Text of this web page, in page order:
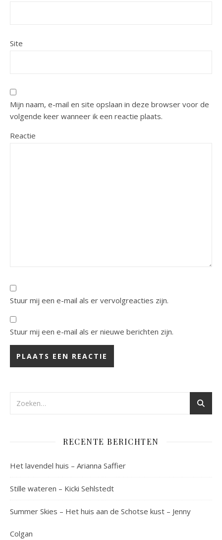
Site
Mijn naam, e-mail en site opslaan in deze browser voor de
volgende keer wanneer ik een reactie plaats.
Reactie
Stuur mij een e-mail als er vervolgreacties zijn.
Stuur mij een e-mail als er nieuwe berichten zijn.
RECENTE BERICHTEN
Het lavendel huis – Arianna Saffier
Stille wateren – Kicki Sehlstedt
Summer Skies – Het huis aan de Schotse kust – Jenny
Colgan